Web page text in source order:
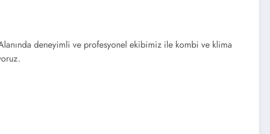
deneyimli ve profesyonel ekibimiz ile kombi ve klima